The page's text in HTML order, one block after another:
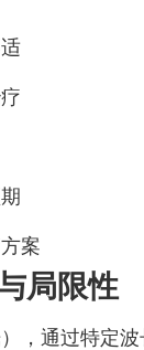
案
局限性
，通过特定